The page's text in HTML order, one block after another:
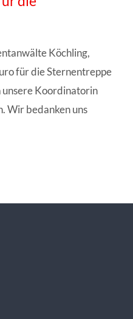
Köchling,
für die Sternentreppe
unsere Koordinatorin
Wir bedanken uns